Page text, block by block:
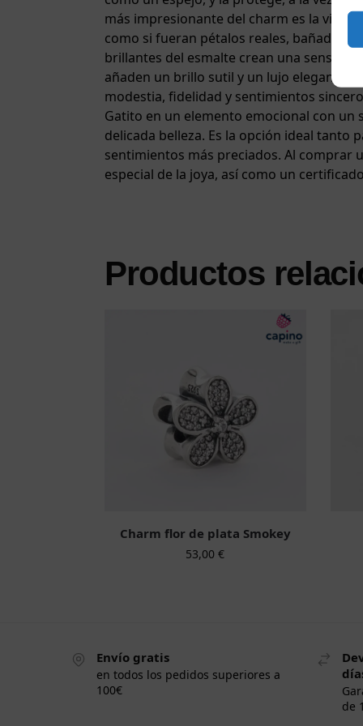
más impresionante del charm es la
como si fueran pétalos reales, bañados
brillantes del esmalte crean una
añaden un brillo sutil y un lujo elegante,
modestia, fidelidad y sentimientos
Gatito en un elemento emocional con un
delicada belleza. Es la opción ideal tanto
sentimientos más preciados. Al comprar
especial de la joya, así como un
Productos
Charm flor de plata Smokey
53,00€
Envío gratis
en todos los pedidos superiores a
100€
de